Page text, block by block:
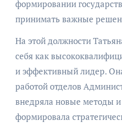
формировании
принимать важные
На этой должности
себя как
и эффективный лидер.
работой отделов
внедряла новые методы
формировала